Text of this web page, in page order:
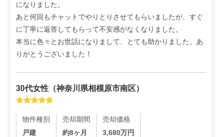
になりました。
あと何回もチャットでやりとりさせてもらいましたが、すぐ
に丁寧に返答してもらって不安感がなくなりました。
本当に色々とお世話になりまして、とても助かりました。あ
りがとうございました！
30代女性 （神奈川県相模原市南区）
物件種別
戸建
売却期間
約8ヶ月
売却価格
3,680万円